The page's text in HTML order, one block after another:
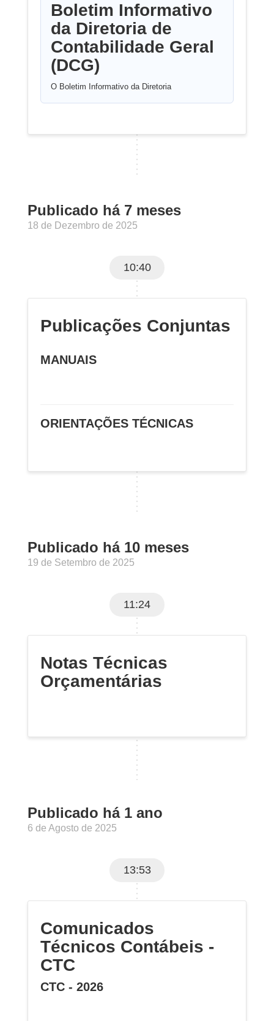
Boletim Informativo
da Diretoria de
Contabilidade Geral
(DCG)
O Boletim Informativo da Diretoria
Publicado há 7 meses
18 de Dezembro de 2025
10:40
Publicações Conjuntas
MANUAIS
ORIENTAÇÕES TÉCNICAS
Publicado há 10 meses
19 de Setembro de 2025
11:24
Notas Técnicas
Orçamentárias
Publicado há 1 ano
6 de Agosto de 2025
13:53
Comunicados
Técnicos Contábeis -
CTC
CTC - 2026